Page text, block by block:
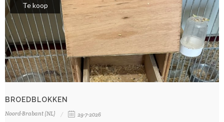
Te koop
BROEDBLOKKEN
Noord-Brabant (NL) 29-7-2026